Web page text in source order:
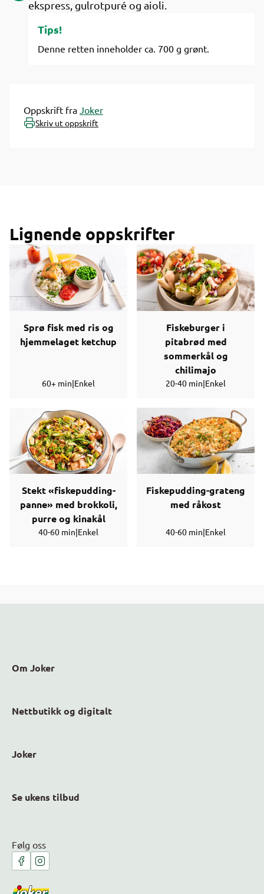
ekspress, gulrotpuré og aioli.
Tips!
Denne retten inneholder ca. 700 g grønt.
Oppskrift fra Joker
Skriv ut oppskrift
Lignende oppskrifter
Sprø fisk med ris og
hjemmelaget ketchup
60+ min|Enkel
Fiskeburger i
pitabrød med
sommerkål og
chilimajo
20-40 min|Enkel
Stekt «fiskepudding-
panne» med brokkoli,
purre og kinakål
40-60 min|Enkel
Fiskepudding-grateng
med råkost
40-60 min|Enkel
Om Joker
Nettbutikk og digitalt
Joker
Se ukens tilbud
Følg oss